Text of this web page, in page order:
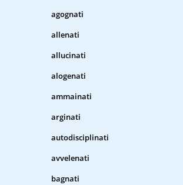
agognati
allenati
allucinati
alogenati
ammainati
arginati
autodisciplinati
avvelenati
bagnati